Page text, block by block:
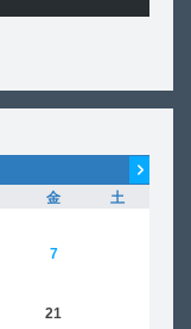
金
土
7
21